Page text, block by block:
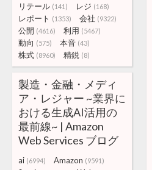
リテール (141) レジ (168)
レポート (1353) 会社 (9322)
公開 (4616) 利用 (5467)
動向 (575) 本音 (43)
株式 (8960) 精鋭 (8)
製造・金融・メディ
ア・レジャー ~業界に
おける生成AI活用の
最前線~ | Amazon
Web Services ブログ
ai (6994) Amazon (9591)